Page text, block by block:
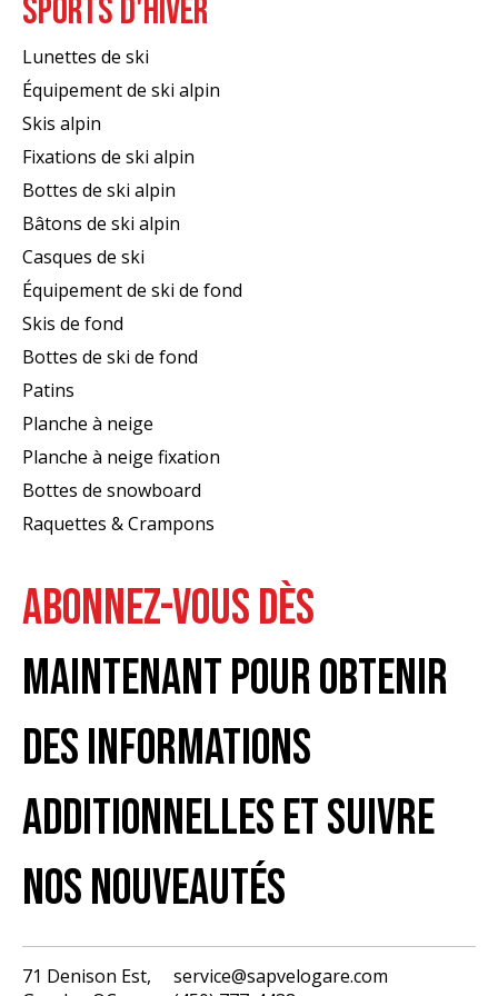
SPORTS D'HIVER
Lunettes de ski
Équipement de ski alpin
Skis alpin
Fixations de ski alpin
Bottes de ski alpin
Bâtons de ski alpin
Casques de ski
Équipement de ski de fond
Skis de fond
Bottes de ski de fond
Patins
Planche à neige
Planche à neige fixation
Bottes de snowboard
Raquettes & Crampons
ABONNEZ-VOUS DÈS
MAINTENANT POUR OBTENIR
DES INFORMATIONS
ADDITIONNELLES ET SUIVRE
NOS NOUVEAUTÉS
71 Denison Est,
service@sapvelogare.com